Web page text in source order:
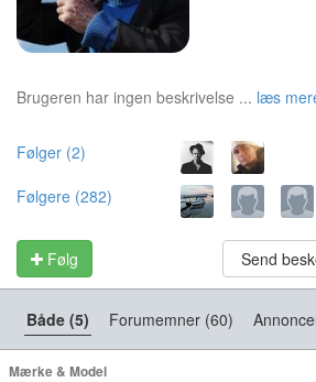
Brugeren har ingen beskrivelse ... læs
Følger (2)
Følgere (282)
Følg Send
Både (5) Forumemner (60)
Mærke & Model